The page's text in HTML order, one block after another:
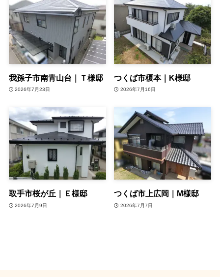
我孫子市南青山台｜Ｔ様邸
2026年7月23日
つくば市榎本｜K様邸
2026年7月16日
取手市桜が丘｜Ｅ様邸
2026年7月9日
つくば市上広岡｜M様邸
2026年7月7日